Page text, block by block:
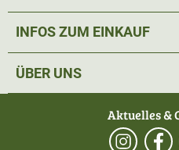
INFOS ZUM EINKAUF
ÜBER UNS
Aktuelles &